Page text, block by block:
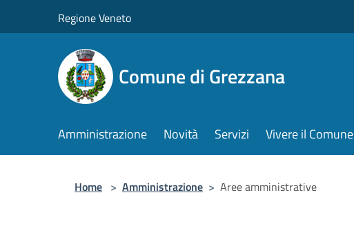
Regione Veneto
Comune di Grezzana
Amministrazione Novità Servizi Vivere il Comune
Home > Amministrazione > Aree amministrative